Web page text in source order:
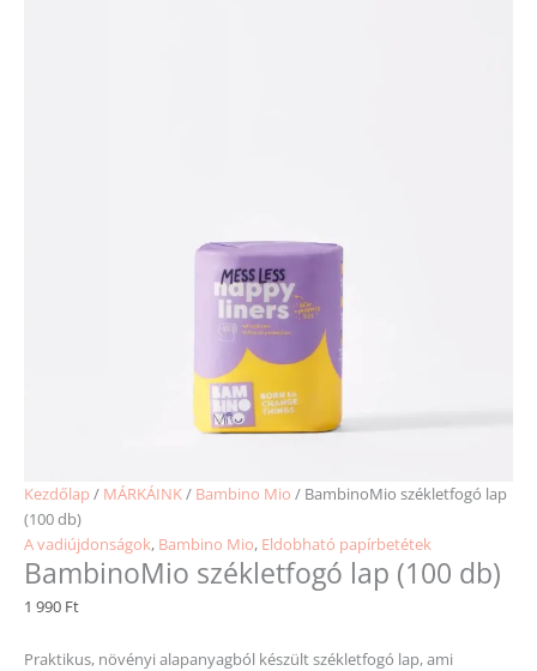
Kezdőlap / MÁRKÁINK/ Bambino Mio / BambinoMio székletfogó lap
(100 db)
A vadiújdonságok, Bambino Mio, Eldobható papírbetétek
BambinoMio székletfogó lap (100 db)
1 990 Ft
Praktikus, növényi alapanyagból készült székletfogó lap, ami